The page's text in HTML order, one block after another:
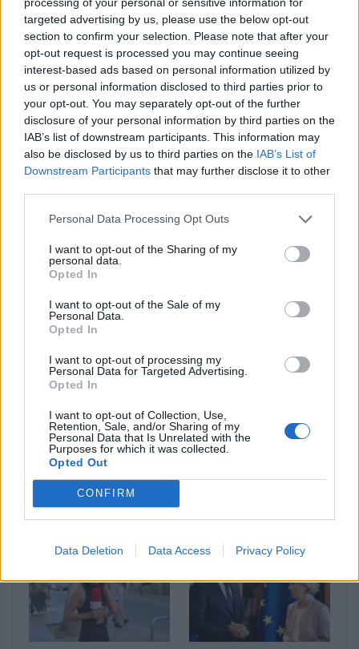
targeted advertising by us, please use the below opt-out
section to confirm your selection. Please note that after your
opt-out request is processed you may continue seeing
interest-based ads based on personal information utilized by
us or personal information disclosed to third parties prior to
your opt-out. You may separately opt-out of the further
disclosure of your personal information by third parties on the
IAB’s list of downstream participants. This information may
also be disclosed by us to third parties on the IAB’s List of
Downstream Participants that may further disclose it to other
Personal Data Processing Opt Outs
I want to opt-out of the Sharing of my
personal data.
Opted In
I want to opt-out of the Sale of my
Personal Data.
Opted In
I want to opt-out of processing my
Personal Data for Targeted Advertising.
Opted In
I want to opt-out of Collection, Use,
Retention, Sale, and/or Sharing of my
Personal Data that Is Unrelated with the
Purposes for which it was collected.
Opted Out
CONFIRM
Data Deletion Data Access Privacy Policy
με διάφορα οπλικά συστήματα, ενθαρρύνοντάς
έτσι την ουκρανική κυβέρνηση να συνεχίσει τις
εχθροπραξίες με κάθε κόστος» , τόνισε.
Ζαχάροβα Ουκρανία Πόλεμος Ρωσία
ΠΡΟΗΓΟΎΜΕΝΟ ΆΡΘΡΟ
ExxonMobil: Άρχισε
καλώδια στην Κρήτη
ΕΠΌΜΕΝΟ ΆΡΘΡΟ
«Ναι» στις 4 κορβέτες
Ναυτικό, στα 2 δις ευρώ
το κόστος
Μπορεί επίσης να σε ενδιαφέρει
ΔΙΕΘΝΉ
Ένας στους 4 αναιρεί
τα οφέλη των
υγιεινών γευμάτων με
ανθυγιεινά σνακ
ΔΙΕΘΝΉ
Σαββατοκύριακο οι
ορυκτά καύσιμα
ΔΙΕΘΝΉ ΟΙΚΟΝΟΜΊΑ